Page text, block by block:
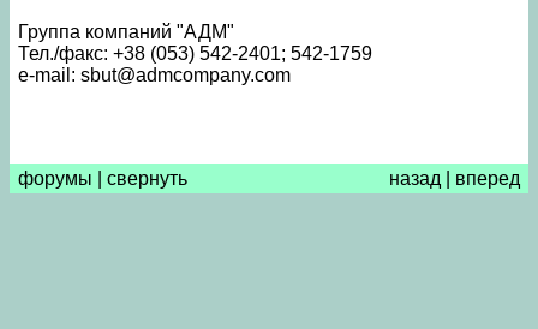
Группа компаний "АДМ"
Тел./факс: +38 (053) 542-2401; 542-1759
e-mail: sbut@admcompany.com
форумы свернуть назад вперед